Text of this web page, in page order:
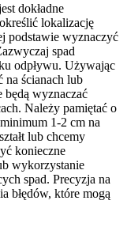
dokładne
lokalizację
podstawie wyznaczyć
spad
odpływu. Używając
na ścianach lub
wyznaczać
Należy pamiętać o
1-2 cm na
lub chcemy
konieczne
wykorzystanie
spad. Precyzja na
błędów, które mogą